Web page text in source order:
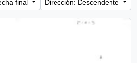
final
Dirección: Descendente